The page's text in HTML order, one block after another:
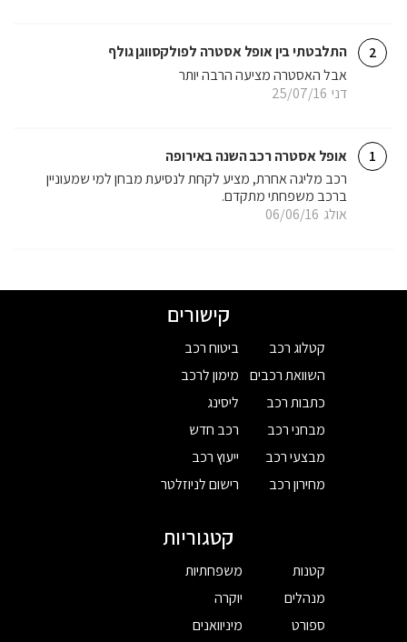
2 התלבטתי בין אופל אסטרה לפולקסווגן גולף
דני 25/07/16
אבל האסטרה מציעה הרבה יותר
1 אופל אסטרה רכב השנה באירופה
אולג 06/06/16
רכב מליגה אחרת, מציע לקחת לנסיעת מבחן למי שמעוניין
ברכב משפחתי מתקדם.
קישורים
קטלוג רכב
השוואת רכבים
כתבות רכב
מבחני רכב
מבצעי רכב
מחירון רכב
ביטוח רכב
מימון לרכב
ליסינג
רכב חדש
ייעוץ רכב
רישום לניוזלטר
קטגוריות
קטנות
מנהלים
ספורט
משפחתיות
יוקרה
מיניוואנים